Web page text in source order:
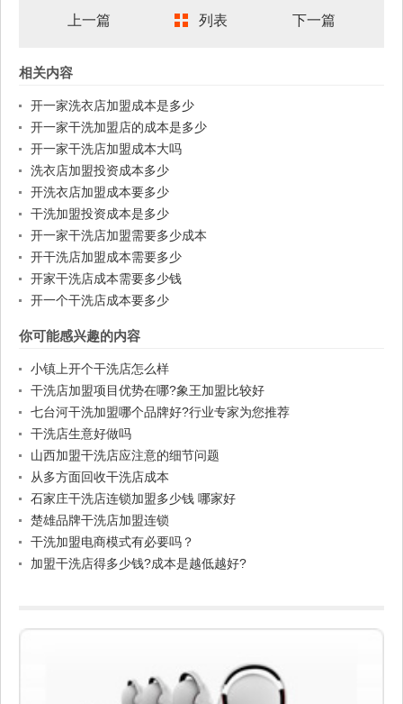
上一篇 列表 下一篇
相关内容
开一家洗衣店加盟成本是多少
开一家干洗加盟店的成本是多少
开一家干洗店加盟成本大吗
洗衣店加盟投资成本多少
开洗衣店加盟成本要多少
干洗加盟投资成本是多少
开一家干洗店加盟需要多少成本
开干洗店加盟成本需要多少
开家干洗店成本需要多少钱
开一个干洗店成本要多少
你可能感兴趣的内容
小镇上开个干洗店怎么样
干洗店加盟项目优势在哪?象王加盟比较好
七台河干洗加盟哪个品牌好?行业专家为您推荐
干洗店生意好做吗
山西加盟干洗店应注意的细节问题
从多方面回收干洗店成本
石家庄干洗店连锁加盟多少钱 哪家好
楚雄品牌干洗店加盟连锁
干洗加盟电商模式有必要吗？
加盟干洗店得多少钱?成本是越低越好?